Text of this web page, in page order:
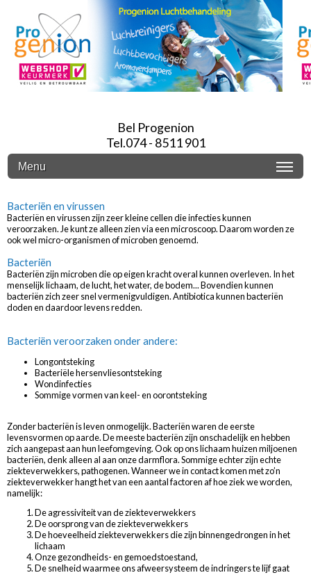
Bel Progenion
Tel.074 - 8511 901
Menu
Bacteriën en virussen
Bacteriën en virussen zijn zeer kleine cellen die infecties kunnen
veroorzaken. Je kunt ze alleen zien via een microscoop. Daarom worden ze
ook wel micro-organismen of microben genoemd.
Bacteriën
Bacteriën zijn microben die op eigen kracht overal kunnen overleven. In het
menselijk lichaam, de lucht, het water, de bodem... Bovendien kunnen
bacteriën zich zeer snel vermenigvuldigen. Antibiotica kunnen bacteriën
doden en daardoor levens redden.
Bacteriën veroorzaken onder andere:
Longontsteking
Bacteriële hersenvliesontsteking
Wondinfecties
Sommige vormen van keel- en oorontsteking
Zonder bacteriën is leven onmogelijk. Bacteriën waren de eerste
levensvormen op aarde. De meeste bacteriën zijn onschadelijk en hebben
zich aangepast aan hun leefomgeving. Ook op ons lichaam huizen miljoenen
bacteriën, denk alleen al aan onze darmflora. Sommige echter zijn echte
ziekteverwekkers, pathogenen. Wanneer we in contact komen met zo’n
ziekteverwekker hangt het van een aantal factoren af hoe ziek we worden,
namelijk:
De agressiviteit van de ziekteverwekkers
De oorsprong van de ziekteverwekkers
De hoeveelheid ziekteverwekkers die zijn binnengedrongen in het
lichaam
Onze gezondheids- en gemoedstoestand,
De snelheid waarmee ons afweersysteem de indringers te lijf gaat